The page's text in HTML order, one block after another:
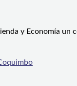
y Economía un